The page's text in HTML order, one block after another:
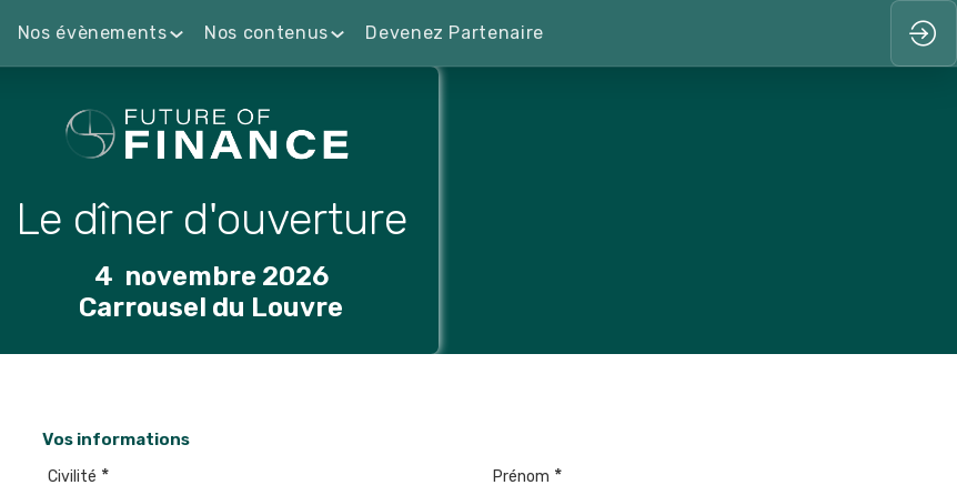
Nos évènements Nos contenus Devenez Partenaire
Le dîner d'ouverture
4 novembre 2026
Carrousel du Louvre
Vos informations
Civilité * Prénom *